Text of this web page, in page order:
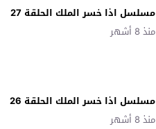
مسلسل اذا خسر الملك الحلقة 27
منذ 8 أشهر
مسلسل اذا خسر الملك الحلقة 26
منذ 8 أشهر